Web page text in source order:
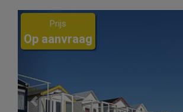
Previous
Prijs
Op aanvraag